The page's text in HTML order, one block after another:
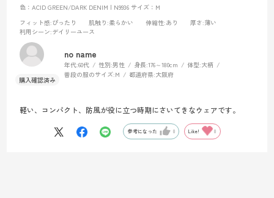
色：ACID GREEN/DARK DENIM | N9936 サイズ：M
フィット感:ぴったり 肌触り :柔らかい 伸縮性:あり 厚さ:薄い
利用シーン:デイリーユース
no name
年代:60代 性別:男性 身長:176～180cm 体型:大柄
普段の服のサイズ:M 都道府県:大阪府
軽い、コンパクト、防風が役に立つ時期にさいてきなウェアです。
参考になった 0 Like! 0